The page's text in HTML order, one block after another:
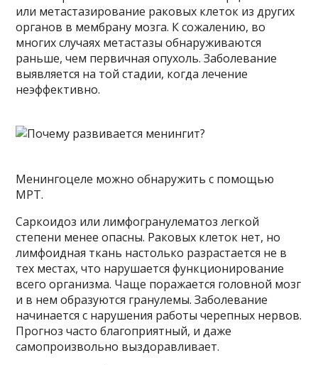
или метастазирование раковых клеток из других
органов в мембрану мозга. К сожалению, во
многих случаях метастазы обнаруживаются
раньше, чем первичная опухоль. Заболевание
выявляется на той стадии, когда лечение
неэффективно.
Менингоцеле можно обнаружить с помощью
МРТ.
Саркоидоз или лимфогранулематоз легкой
степени менее опасны. Раковых клеток нет, но
лимфоидная ткань настолько разрастается не в
тех местах, что нарушается функционирование
всего организма. Чаще поражается головной мозг
и в нем образуются гранулемы. Заболевание
начинается с нарушения работы черепных нервов.
Прогноз часто благоприятный, и даже
самопроизвольно выздоравливает.